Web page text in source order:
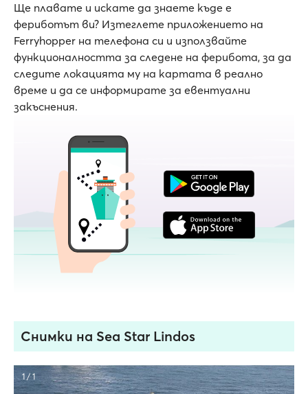
Ще плавате и искате да знаете къде е
фериботът ви? Изтеглете приложението на
Ferryhopper на телефона си и използвайте
функционалността за следене на ферибота, за да
следите локацията му на картата в реално
време и да се информирате за евентуални
закъснения.
Снимки на Sea Star Lindos
1 / 1